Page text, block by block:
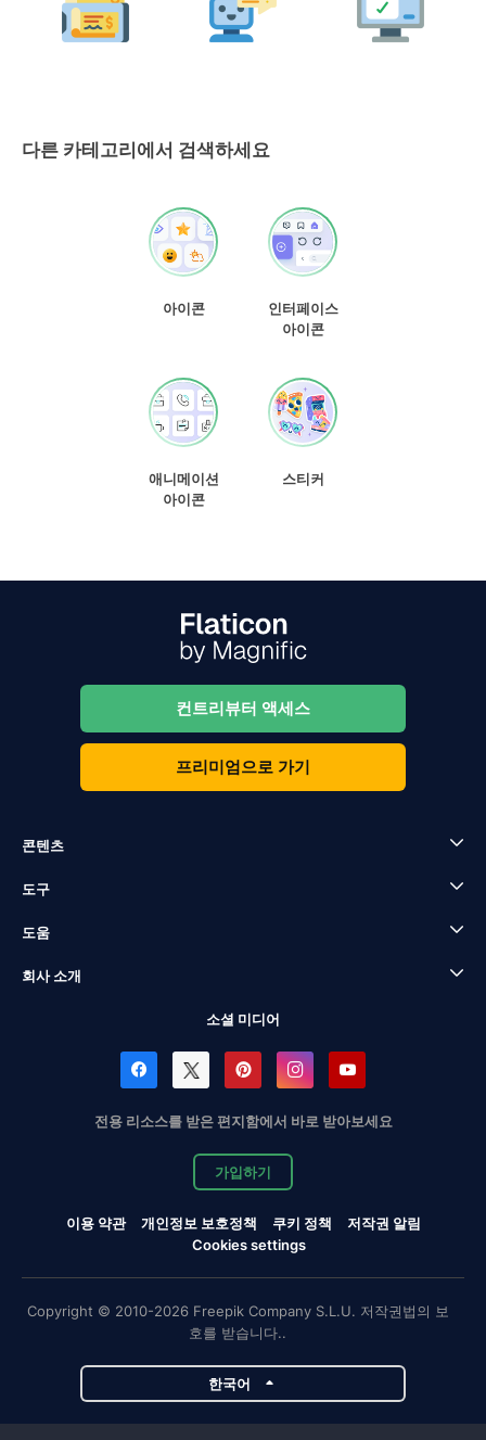
다른 카테고리에서 검색하세요
아이콘
인터페이스
아이콘
애니메이션
아이콘
스티커
컨트리뷰터 액세스
프리미엄으로 가기
콘텐츠
도구
도움
회사 소개
소셜 미디어
전용 리소스를 받은 편지함에서 바로 받아보세요
가입하기
이용 약관 개인정보 보호정책 쿠키 정책
저작권 알림
Cookies settings
Copyright © 2010-2026 Freepik Company S.L.U. 저작권법의 보
호를 받습니다..
한국어